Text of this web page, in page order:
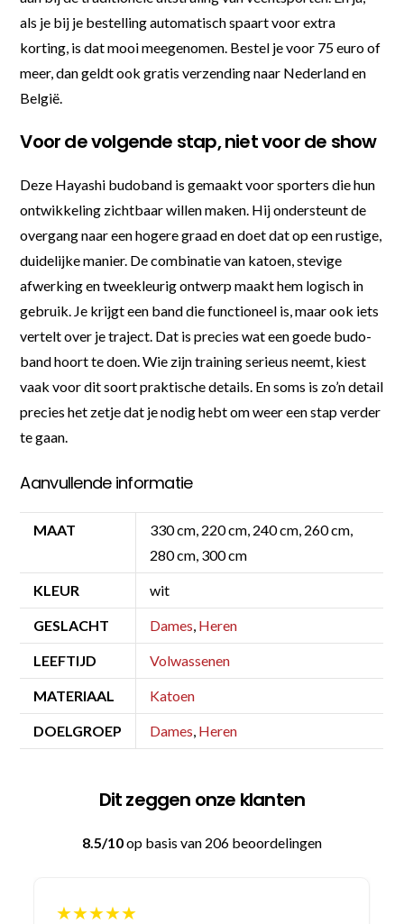
als je bij je bestelling automatisch spaart voor extra
korting, is dat mooi meegenomen. Bestel je voor 75 euro of
meer, dan geldt ook gratis verzending naar Nederland en
België.
Voor de volgende stap, niet voor de show
Deze Hayashi budoband is gemaakt voor sporters die hun
ontwikkeling zichtbaar willen maken. Hij ondersteunt de
overgang naar een hogere graad en doet dat op een rustige,
duidelijke manier. De combinatie van katoen, stevige
afwerking en tweekleurig ontwerp maakt hem logisch in
gebruik. Je krijgt een band die functioneel is, maar ook iets
vertelt over je traject. Dat is precies wat een goede budo-
band hoort te doen. Wie zijn training serieus neemt, kiest
vaak voor dit soort praktische details. En soms is zo’n detail
precies het zetje dat je nodig hebt om weer een stap verder
te gaan.
Aanvullende informatie
MAAT
330 cm, 220 cm, 240 cm, 260 cm,
280 cm, 300 cm
KLEUR wit
GESLACHT Dames, Heren
LEEFTIJD Volwassenen
MATERIAAL Katoen
DOELGROEP Dames, Heren
Dit zeggen onze klanten
8.5/10op basis van 206 beoordelingen
★★★★★